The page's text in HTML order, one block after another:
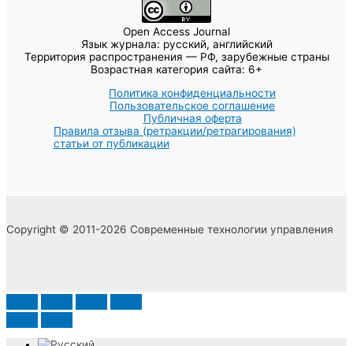
Open Access Journal
Язык журнала: русский, английский
Территория распространения — РФ, зарубежные страны
Возрастная категория сайта: 6+
Политика конфиденциальности
Пользовательское соглашение
Публичная оферта
Правила отзыва (ретракции/ретрагирования)
статьи от публикации
Copyright © 2011-2026 Современные технологии управления